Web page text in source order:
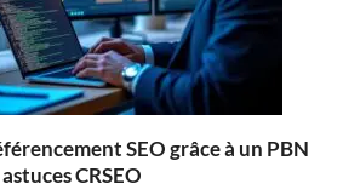
SEO grâce à un PBN
CRSEO